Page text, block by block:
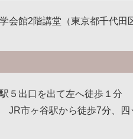
会館2階講堂（東京都千代田
５出口を出て左へ徒歩１分
JR市ヶ谷駅から徒歩7分、四